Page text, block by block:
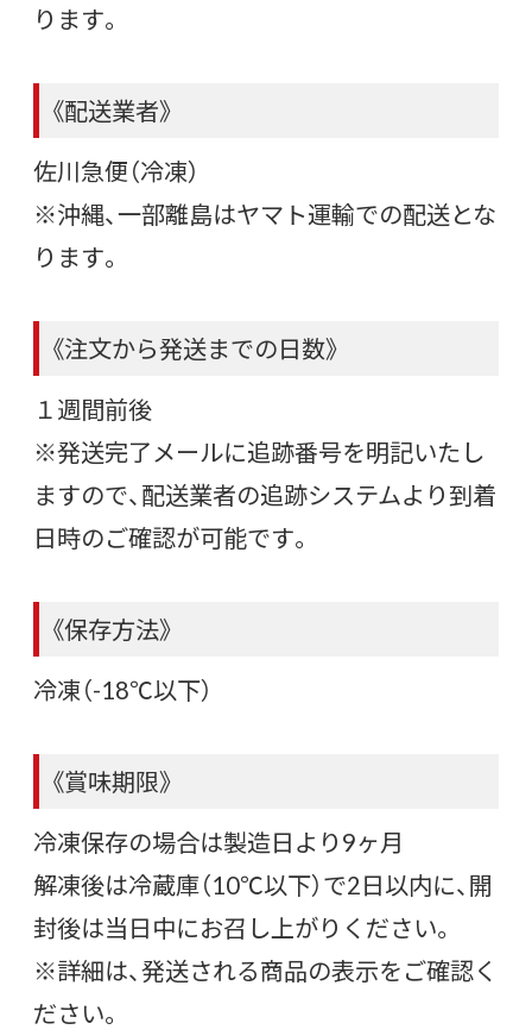
ります。
《配送業者》
佐川急便（冷凍）
※沖縄、一部離島はヤマト運輸での配送とな
ります。
《注文から発送までの日数》
１週間前後
※発送完了メールに追跡番号を明記いたし
ますので、配送業者の追跡システムより到着
日時のご確認が可能です。
《保存方法》
冷凍（-18℃以下）
《賞味期限》
冷凍保存の場合は製造日より9ヶ月
解凍後は冷蔵庫（10℃以下）で2日以内に、開
封後は当日中にお召し上がりください。
※詳細は、発送される商品の表示をご確認く
ださい。